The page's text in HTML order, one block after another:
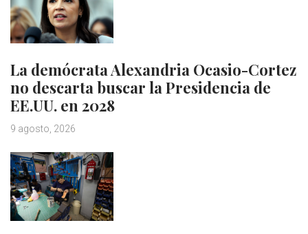
La demócrata Alexandria Ocasio-Cortez
no descarta buscar la Presidencia de
EE.UU. en 2028
9 agosto, 2026